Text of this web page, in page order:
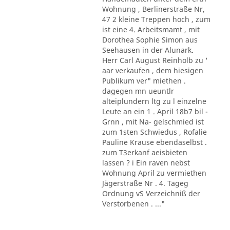
Wohnung , Berlinerstraße Nr,
47 2 kleine Treppen hoch , zum
ist eine 4. Arbeitsmamt , mit
Dorothea Sophie Simon aus
Seehausen in der Alunark.
Herr Carl August Reinholb zu '
aar verkaufen , dem hiesigen
Publikum ver" miethen .
dagegen mn ueuntlr
alteiplundern ltg zu l einzelne
Leute an ein 1 . April 18b7 bil -
Grnn , mit Na- gelschmied ist
zum 1sten Schwiedus , Rofalie
Pauline Krause ebendaselbst .
zum T3erkanf aeisbieten
lassen ? i Ein raven nebst
Wohnung April zu vermiethen
Jägerstraße Nr . 4. Tageg
Ordnung vS Verzeichniß der
Verstorbenen . ..."